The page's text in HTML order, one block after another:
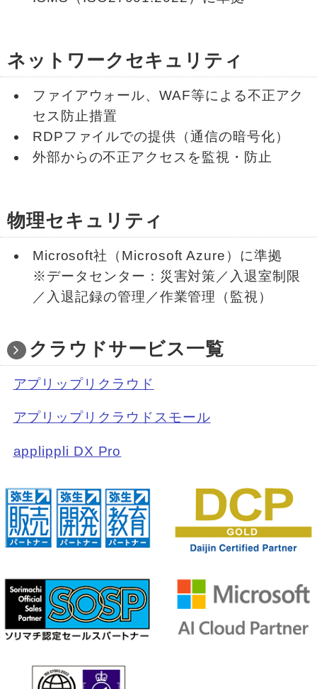
ネットワークセキュリティ
ファイアウォール、WAF等による不正アク
セス防止措置
RDPファイルでの提供（通信の暗号化）
外部からの不正アクセスを監視・防止
物理セキュリティ
Microsoft社（Microsoft Azure）に準拠
※データセンター：災害対策／入退室制限
／入退記録の管理／作業管理（監視）
クラウドサービス一覧
アプリップリクラウド
アプリップリクラウドスモール
applippli DX Pro